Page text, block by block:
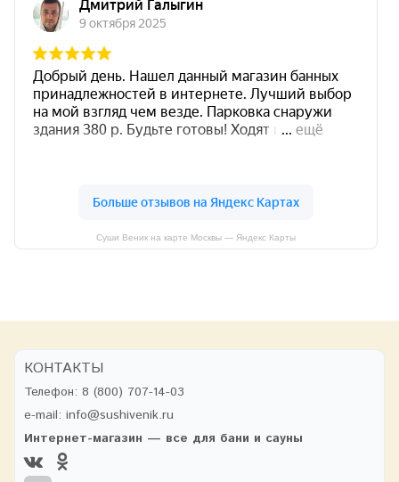
Суши Веник на карте Москвы — Яндекс Карты
КОНТАКТЫ
Телефон: 8 (800) 707-14-03
e-mail: info@sushivenik.ru
Интернет-магазин — все для бани и сауны